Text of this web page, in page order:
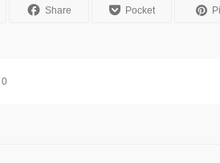
Share Pocket
0